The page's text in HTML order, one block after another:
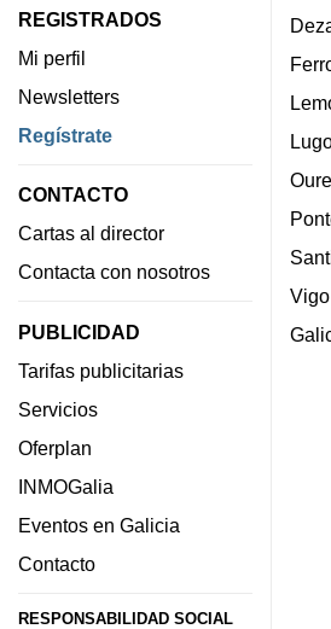
REGISTRADOS
Mi perfil
Newsletters
Regístrate
CONTACTO
Cartas al director
Contacta con nosotros
PUBLICIDAD
Tarifas publicitarias
Servicios
Oferplan
INMOGalia
Eventos en Galicia
Contacto
RESPONSABILIDAD SOCIAL
Vigo